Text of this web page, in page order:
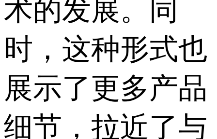
术的发展。同
时，这种形式也
展示了更多产品
细节，拉近了与